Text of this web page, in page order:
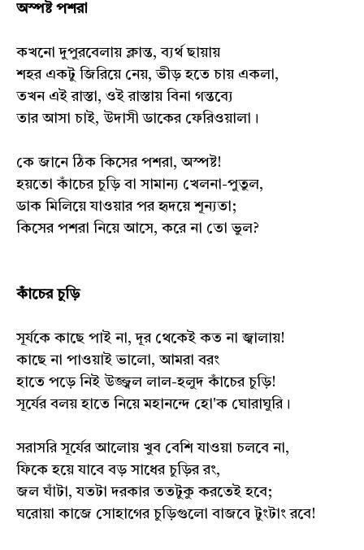
অস্পষ্ট পশরা
কখনো দুপুরবেলায় ক্লান্ত, ব্যর্থ ছায়ায়
শহর একটু জিরিয়ে নেয়, ভীড় হতে চায় একলা,
তখন এই রাস্তা, ওই রাস্তায় বিনা গন্তব্যে
তার আসা চাই, উদাসী ডাকের ফেরিওয়ালা।
কে জানে ঠিক কিসের পশরা, অস্পষ্ট!
হয়তো কাঁচের চুড়ি বা সামান্য খেলনা-পুতুল,
ডাক মিলিয়ে যাওয়ার পর হৃদয়ে শূন্যতা;
কিসের পশরা নিয়ে আসে, করে না তো ভুল?
কাঁচের চুড়ি
সূর্যকে কাছে পাই না, দূর থেকেই কত না জ্বালায়!
কাছে না পাওয়াই ভালো, আমরা বরং
হাতে পড়ে নিই উজ্জ্বল লাল-হলুদ কাঁচের চুড়ি!
সূর্যের বলয় হাতে নিয়ে মহানন্দে হো'ক ঘোরাঘুরি।
সরাসরি সূর্যের আলোয় খুব বেশি যাওয়া চলবে না,
ফিকে হয়ে যাবে বড় সাধের চুড়ির রং,
জল ঘাঁটা, যতটা দরকার ততটুকু করতেই হবে;
ঘরোয়া কাজে সোহাগের চুড়িগুলো বাজবে টুংটাং রবে!